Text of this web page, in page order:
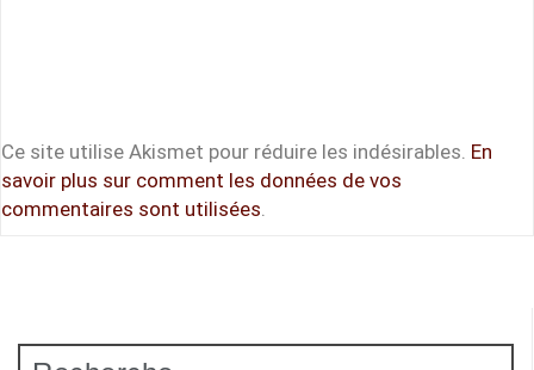
Ce site utilise Akismet pour réduire les indésirables. En
savoir plus sur comment les données de vos
commentaires sont utilisées